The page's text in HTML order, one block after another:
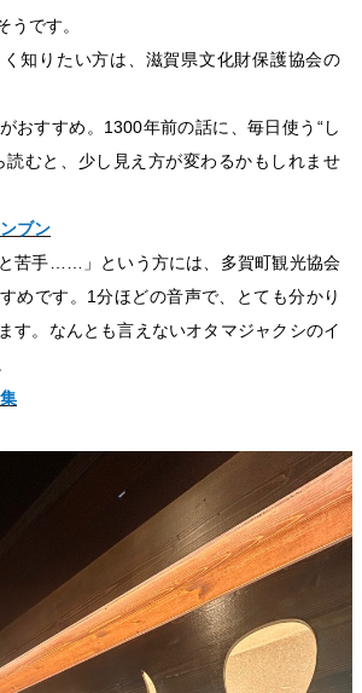
うです。
知りたい方は、滋賀県文化財保護協会の
おすすめ。1300年前の話に、毎日使う“し
読むと、少し見え方が変わるかもしれませ
ブン
と苦手……」という方には、多賀町観光協会
めです。1分ほどの音声で、とても分かり
す。なんとも言えないオタマジャクシのイ